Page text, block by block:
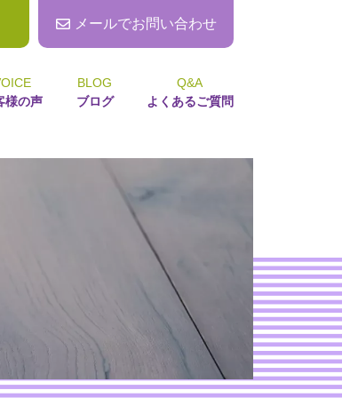
メールでお問い合わせ
様の声
BLOG
ブログ
Q&A
よくあるご質問